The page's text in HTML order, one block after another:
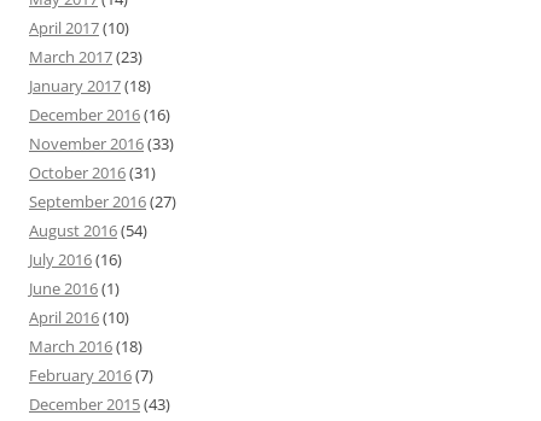
April 2017(10)
March 2017(23)
January 2017(18)
December 2016(16)
November 2016(33)
October 2016(31)
September 2016(27)
August 2016(54)
July 2016(16)
June 2016(1)
April 2016(10)
March 2016(18)
February 2016(7)
December 2015(43)